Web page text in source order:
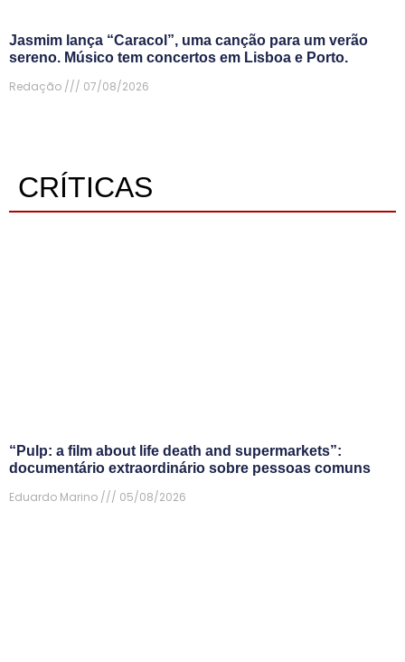
Jasmim lança “Caracol”, uma canção para um verão
sereno. Músico tem concertos em Lisboa e Porto.
Redação
07/08/2026
CRÍTICAS
“Pulp: a film about life death and supermarkets”:
documentário extraordinário sobre pessoas comuns
Eduardo Marino
05/08/2026